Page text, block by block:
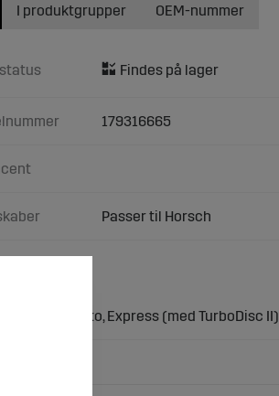
179316665
Passer til Horsch
Focus, Pronto, Express (med TurboDisc II)
I produktgrupper OEM-nummer